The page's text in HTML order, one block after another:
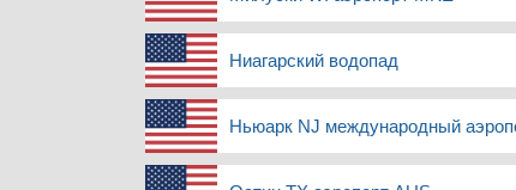
Ниагарский водопад
Ньюарк NJ международный